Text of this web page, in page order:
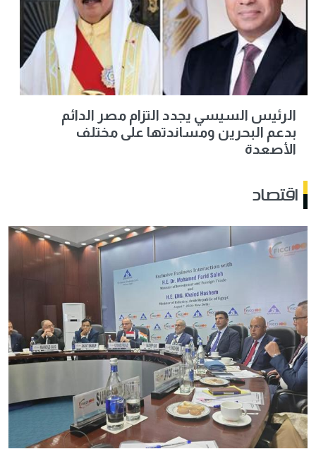
الرئيس السيسي يجدد التزام مصر الدائم
بدعم البحرين ومساندتها على مختلف
الأصعدة
اقتصاد